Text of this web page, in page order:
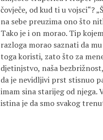
čovječe, od kud ti u vojsci“?
na sebe preuzima ono što
Tako je i on morao. Tip
razloga morao saznati da
toga koristi, zato što za
djetinjstvo, naša
da je nevidljivi prst stisnuo
imam sina starijeg od njega.
istina je da smo svakog